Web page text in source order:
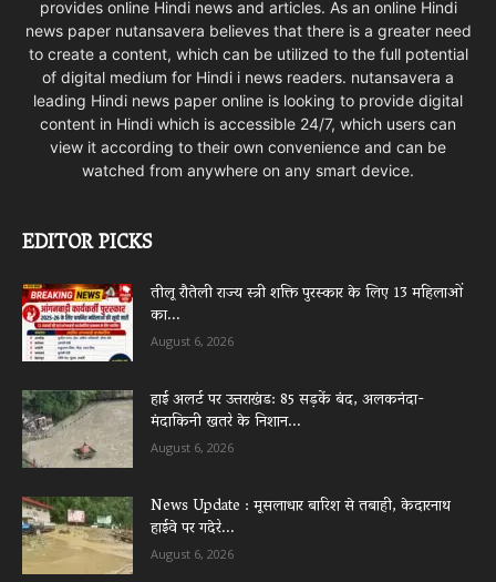
provides online Hindi news and articles. As an online Hindi
news paper nutansavera believes that there is a greater need
to create a content, which can be utilized to the full potential
of digital medium for Hindi i news readers. nutansavera a
leading Hindi news paper online is looking to provide digital
content in Hindi which is accessible 24/7, which users can
view it according to their own convenience and can be
watched from anywhere on any smart device.
EDITOR PICKS
तीलू रौतेली राज्य स्त्री शक्ति पुरस्कार के लिए 13 महिलाओं
का...
August 6, 2026
हाई अलर्ट पर उत्तराखंड: 85 सड़कें बंद, अलकनंदा-
मंदाकिनी खतरे के निशान...
August 6, 2026
News Update : मूसलाधार बारिश से तबाही, केदारनाथ
हाईवे पर गदेरे...
August 6, 2026